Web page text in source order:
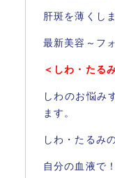
肝斑を薄くし
最新美容～フ
＜しわ・たる
しわのお悩み
ます。
しわ・たるみ
自分の血液で